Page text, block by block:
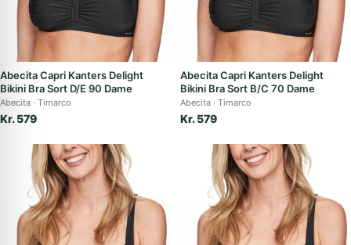
Abecita Capri Kanters Delight
Bikini Bra Sort D/E 90 Dame
Abecita Timarco
Kr. 579
Abecita Capri Kanters Delight
Bikini Bra Sort B/C 70 Dame
Abecita Timarco
Kr. 579